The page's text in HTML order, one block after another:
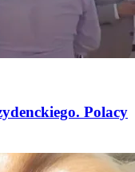
Polacy